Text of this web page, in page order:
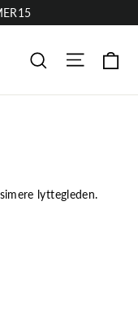
Søk Site
lyttegleden.